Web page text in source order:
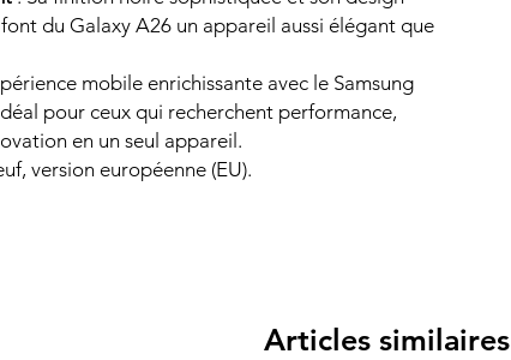
du Galaxy A26 un appareil aussi élégant que
mobile enrichissante avec le Samsung
pour ceux qui recherchent performance,
en un seul appareil.
version européenne (EU).
Articles similaires